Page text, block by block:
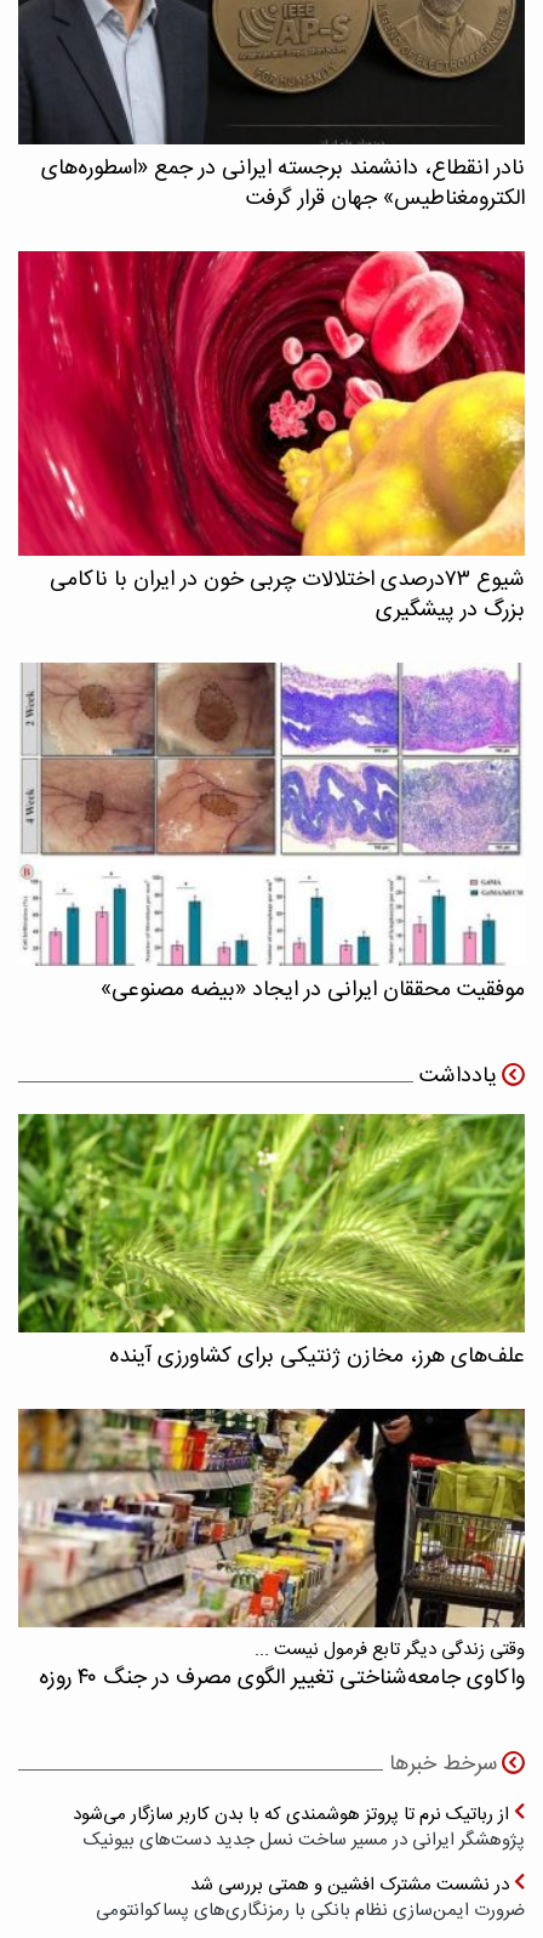
نادر انقطاع، دانشمند برجسته ایرانی در جمع «اسطوره‌های
الکترومغناطیس» جهان قرار گرفت
شیوع ۷۳درصدی اختلالات چربی خون در ایران با ناکامی
بزرگ در پیشگیری
موفقیت محققان ایرانی در ایجاد «بیضه مصنوعی»
یادداشت
علف‌های هرز، مخازن ژنتیکی برای کشاورزی آینده
وقتی زندگی دیگر تابع فرمول نیست ...
واکاوی جامعه‌شناختی تغییر الگوی مصرف در جنگ ۴۰ روزه
سرخط خبرها
از رباتیک نرم تا پروتز هوشمندی که با بدن کاربر سازگار می‌شود
پژوهشگر ایرانی در مسیر ساخت نسل جدید دست‌های بیونیک
در نشست مشترک افشین و همتی بررسی شد
ضرورت ایمن‌سازی نظام بانکی با رمزنگاری‌های پسا‌کوانتومی